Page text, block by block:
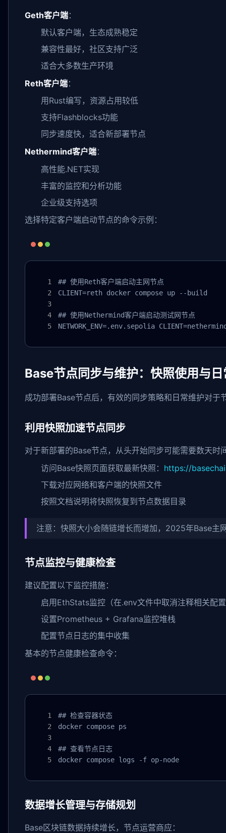
Geth客户端：
默认客户端，生态成熟稳定
兼容性最好，社区支持广泛
适合大多数生产环境
Reth客户端：
用Rust编写，资源占用较低
支持Flashblocks功能
同步速度快，适合新部署节点
Nethermind客户端：
高性能.NET实现
丰富的监控和分析功能
企业级支持选项
选择特定客户端启动节点的命令示例：
## 使用Reth客户端启动主网节点
CLIENT=reth docker compose up --build
## 使用Nethermind客户端启动测试网节点
NETWORK_ENV=.env.sepolia
Base节点同步与维护：快照使用与
成功部署Base节点后，有效的同步策略和日常维护对于
利用快照加速节点同步
对于新部署的Base节点，从头开始同步可能需要数天
访问Base快照页面获取最新快照： https://
下载对应网络和客户端的快照文件
按照文档说明将快照恢复到节点数据目录
注意：快照大小会随链增长而增加，2025年Base主
节点监控与健康检查
建议配置以下监控措施：
启用EthStats监控（在.env文件中取消注释相关配
设置Prometheus + Grafana监控堆栈
配置节点日志的集中收集
基本的节点健康检查命令：
## 检查容器状态
docker compose ps
## 查看节点日志
docker compose logs -f op-node
数据增长管理与存储规划
Base区块链数据持续增长，节点运营商应：